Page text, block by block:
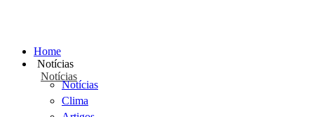
Home
Notícias
Notícias
Notícias
Clima